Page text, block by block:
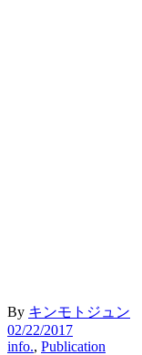
By キンモトジュン
02/22/2017
info., Publication